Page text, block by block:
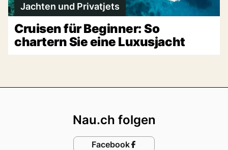
Jachten und Privatjets
Cruisen für Beginner: So
chartern Sie eine Luxusjacht
Nau.ch folgen
Facebook